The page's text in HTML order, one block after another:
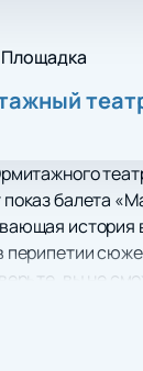
Площадка
балета
история
перипетии
вы не
ни на одну